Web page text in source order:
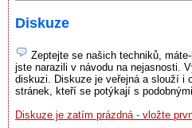
Diskuze
Zeptejte se našich techniků,
jste narazili v návodu na nejasnosti.
diskuzi. Diskuze je veřejná a slouží i
stránek, kteří se potýkají s
Diskuze je zatím prázdná - vložte